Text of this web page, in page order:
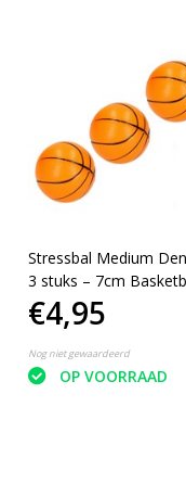
Stressbal Medium
3 stuks – 7cm
€4,95
Nog niet gewaardeerd
OP VOORRAAD